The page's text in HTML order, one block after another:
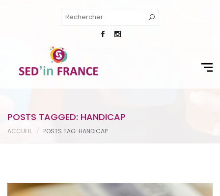
POSTS TAGGED: HANDICAP
ACCUEIL POSTS TAG: HANDICAP